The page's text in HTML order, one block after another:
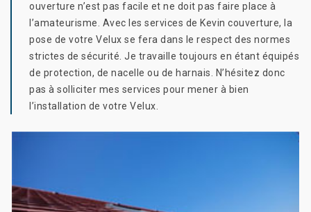
ouverture n’est pas facile et ne doit pas faire place à
l’amateurisme. Avec les services de Kevin couverture, la
pose de votre Velux se fera dans le respect des normes
strictes de sécurité. Je travaille toujours en étant équipés
de protection, de nacelle ou de harnais. N’hésitez donc
pas à solliciter mes services pour mener à bien
l’installation de votre Velux.